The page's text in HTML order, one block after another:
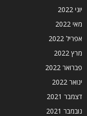
יוני 2022
מאי 2022
אפריל 2022
מרץ 2022
פברואר 2022
ינואר 2022
דצמבר 2021
נובמבר 2021